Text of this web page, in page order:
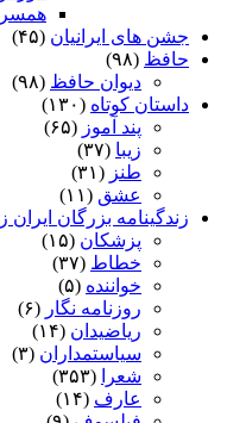
همسر
جشن های ایرانیان (۴۵)
حافظ (۹۸)
دیوان حافظ (۹۸)
داستان کوتاه (۱۳۰)
پند آموز (۶۵)
زیبا (۳۷)
طنز (۳۱)
عشق (۱۱)
زندگینامه بزرگان ایران
پزشکان (۱۵)
خطاط (۳۷)
خواننده (۵)
روزنامه نگار (۶)
ریاضیدان (۱۴)
سیاستمداران (۳)
شعرا
(۳۵۳)
عارف (۱۴)